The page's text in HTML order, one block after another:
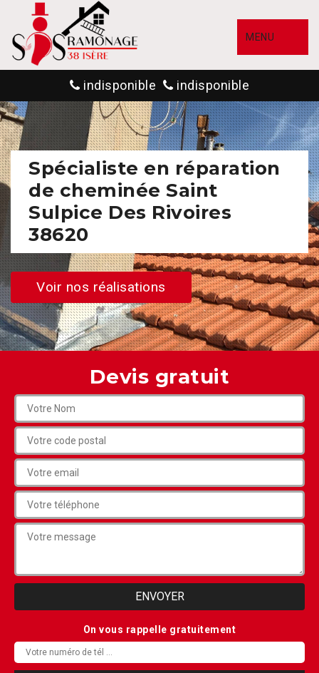
MENU
indisponible indisponible
Spécialiste en réparation
de cheminée Saint
Sulpice Des Rivoires
38620
Voir nos réalisations
Devis gratuit
On vous rappelle gratuitement